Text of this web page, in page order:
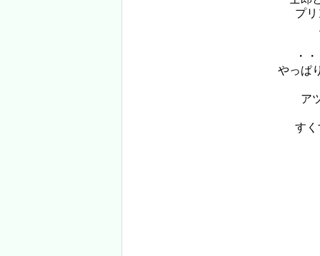
プ
・
やっぱ
ア
す